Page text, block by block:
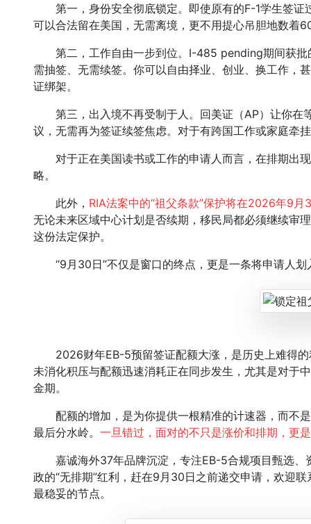
第一，身份安全彻底锁定。即使原有的F-1学生签证
可以合法留在美国，无需离境，更不用提心吊胆地数着
第二，工作自由一步到位。I-485 pending期间获批
需抽签、无需续签。你可以自由择业、创业、换工作，
证绑架。
第三，出入境不再受制于人。回美证（AP）让你在
议，无需再为签证续签焦虑。对于有跨国工作或家庭牵
对于正在美国读书或工作的申请人而言，在排期出
略。
此外， RIA法案中的“祖父条款”保护将在2026年9月
无论未来区域中心计划是否续期，移民局都必须继续审
这份法定保护。
“9月30日”不仅是窗口的终点，更是一条将申请人划
2026财年EB-5预留签证配额大涨，是历史上难得的
未消化积压与配额迅速消耗正在同步发生，尤其是对于
金期。
配额的增加，是为你提供一根精准的计速器，而不
最后分水岭。 一旦错过，面对的不只是涨价和排期 ，更
嘉诚海外37年品牌沉淀，专注EB-5合规项目甄选、
政的“无排期”红利，赶在9月30日之前递交申请，欢迎
最稳妥的节点。